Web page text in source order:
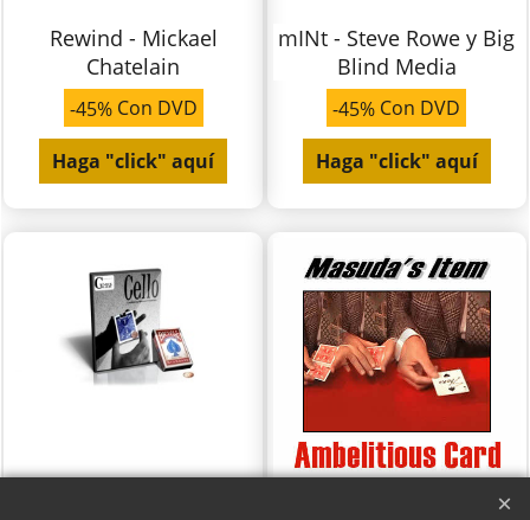
Rewind - Mickael
Chatelain
-45% Con DVD
Haga "click" aquí
mINt - Steve Rowe y Big
Blind Media
-45% Con DVD
Haga "click" aquí